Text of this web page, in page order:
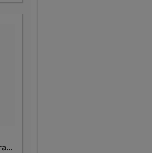
Bouteille isotherme pop orange 500 ml